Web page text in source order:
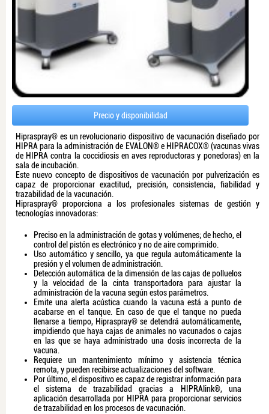
Precio y disponibilidad
Hipraspray® es un revolucionario dispositivo de vacunación diseñado por
HIPRA para la administración de EVALON® e HIPRACOX® (vacunas vivas
de HIPRA contra la coccidiosis en aves reproductoras y ponedoras) en la
sala de incubación.
Este nuevo concepto de dispositivos de vacunación por pulverización es
capaz de proporcionar exactitud, precisión, consistencia, fiabilidad y
trazabilidad de la vacunación.
Hipraspray® proporciona a los profesionales sistemas de gestión y
tecnologías innovadoras:
Preciso en la administración de gotas y volúmenes; de hecho, el
control del pistón es electrónico y no de aire comprimido.
Uso automático y sencillo, ya que regula automáticamente la
presión y el volumen de administración.
Detección automática de la dimensión de las cajas de polluelos
y la velocidad de la cinta transportadora para ajustar la
administración de la vacuna según estos parámetros.
Emite una alerta acústica cuando la vacuna está a punto de
acabarse en el tanque. En caso de que el tanque no pueda
llenarse a tiempo, Hipraspray® se detendrá automáticamente,
impidiendo que haya cajas de animales no vacunados o cajas
en las que se haya administrado una dosis incorrecta de la
vacuna.
Requiere un mantenimiento mínimo y asistencia técnica
remota, y pueden recibirse actualizaciones del software.
Por último, el dispositivo es capaz de registrar información para
el sistema de trazabilidad gracias a HIPRAlink®, una
aplicación desarrollada por HIPRA para proporcionar servicios
de trazabilidad en los procesos de vacunación.